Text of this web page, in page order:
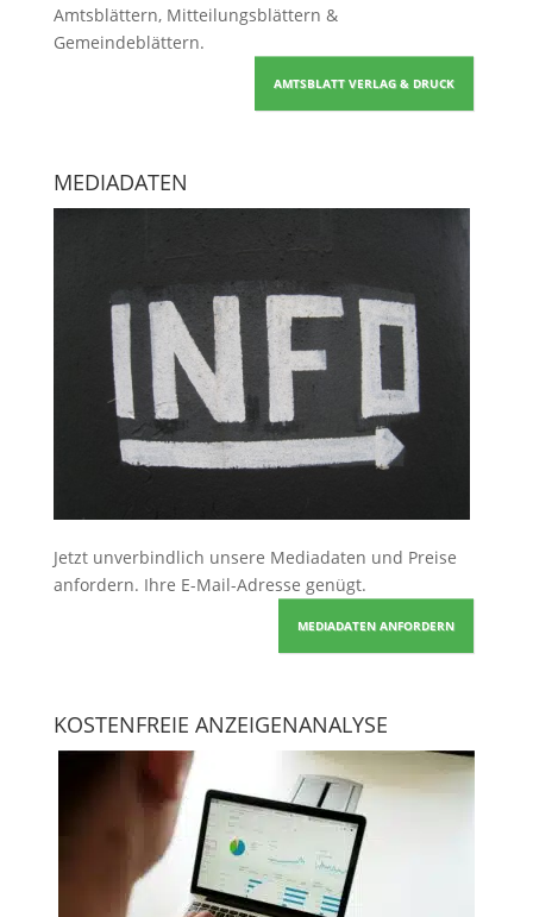
Amtsblättern, Mitteilungsblättern &
Gemeindeblättern.
AMTSBLATT VERLAG & DRUCK
MEDIADATEN
Jetzt unverbindlich unsere Mediadaten und Preise
anfordern. Ihre E-Mail-Adresse genügt.
MEDIADATEN ANFORDERN
KOSTENFREIE ANZEIGENANALYSE